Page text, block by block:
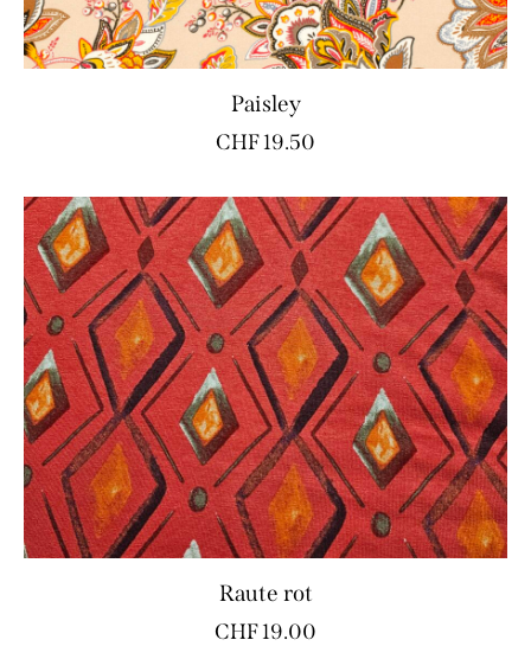
Paisley
CHF19.50
Raute rot
CHF19.00